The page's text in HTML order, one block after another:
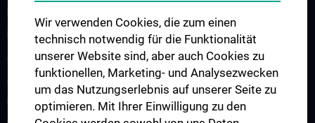
Memory disorders and dementia
Arbeitsgruppe Epilepsie
Arbeitsgruppe für Idiopathische intrakranielle Hypertension (IIH)
Neurogenetics
Wir verwenden Cookies, die zum einen
technisch notwendig für die Funktionalität
unserer Website sind, aber auch Cookies zu
funktionellen, Marketing- und Analysezwecken
um das Nutzungserlebnis auf unserer Seite zu
optimieren. Mit Ihrer Einwilligung zu den